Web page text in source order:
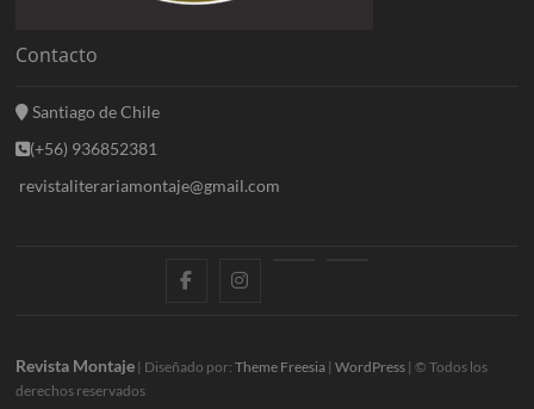
Contacto
Santiago de Chile
(+56) 936852381
revistaliterariamontaje@gmail.com
c s t o
Revista Montaje | Diseñado por:Theme Freesia |WordPress | © Todos los
derechos reservados